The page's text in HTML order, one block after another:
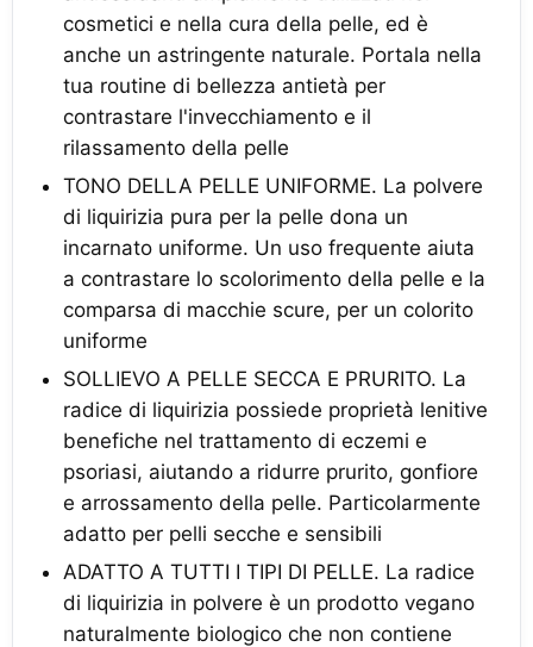
cosmetici e nella cura della pelle, ed è
anche un astringente naturale. Portala nella
tua routine di bellezza antietà per
contrastare l'invecchiamento e il
rilassamento della pelle
TONO DELLA PELLE UNIFORME. La polvere
di liquirizia pura per la pelle dona un
incarnato uniforme. Un uso frequente aiuta
a contrastare lo scolorimento della pelle e la
comparsa di macchie scure, per un colorito
uniforme
SOLLIEVO A PELLE SECCA E PRURITO. La
radice di liquirizia possiede proprietà lenitive
benefiche nel trattamento di eczemi e
psoriasi, aiutando a ridurre prurito, gonfiore
e arrossamento della pelle. Particolarmente
adatto per pelli secche e sensibili
ADATTO A TUTTI I TIPI DI PELLE. La radice
di liquirizia in polvere è un prodotto vegano
naturalmente biologico che non contiene